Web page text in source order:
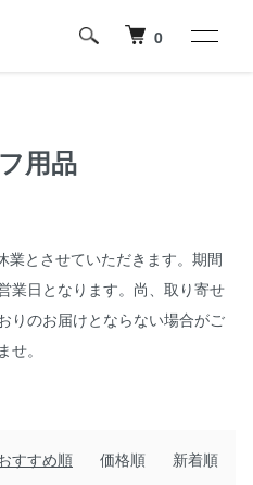
0
用品
とさせていただきます。期間
業日となります。尚、取り寄せ
りのお届けとならない場合がご
。
すすめ順 価格順 新着順